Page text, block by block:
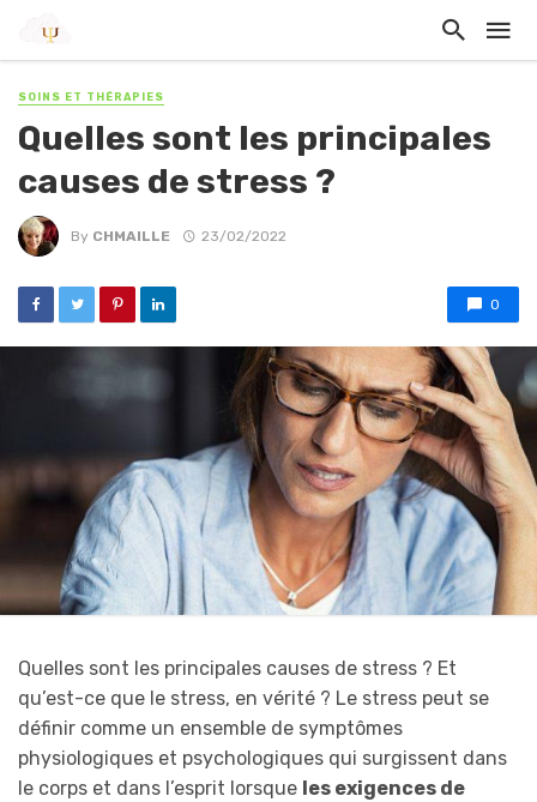
SOINS ET THÉRAPIES
Quelles sont les principales
causes de stress ?
By CHMAILLE 23/02/2022
0
Quelles sont les principales causes de stress ? Et
qu’est-ce que le stress, en vérité ? Le stress peut se
définir comme un ensemble de symptômes
physiologiques et psychologiques qui surgissent dans
le corps et dans l’esprit lorsque les exigences de